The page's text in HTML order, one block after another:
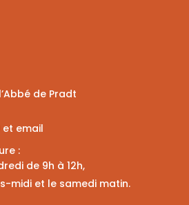
de Pradt
et email
:
de 9h à 12h,
midi et le samedi matin.